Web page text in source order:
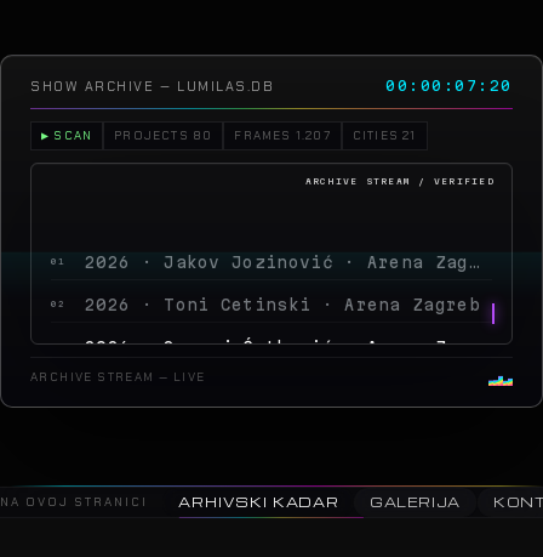
SHOW ARCHIVE — LUMILAS.DB 00:00:10:02
▶ SCAN PROJECTS 80 FRAMES 1.207 CITIES 21
02 2026 · Toni Cetinski · Arena Zagreb
03 2026 · Sergej Ćetković · Arena Zagreb
2026 · Peđa Jovanović · Arena Zagreb
ARCHIVE STREAM — LIVE
NA OVOJ STRANICI ARHIVSKI KADAR GALERIJA